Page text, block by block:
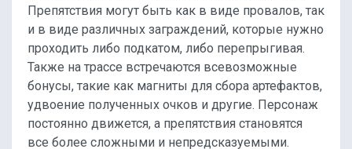
Препятствия могут быть как в виде провалов, так
и в виде различных заграждений, которые нужно
проходить либо подкатом, либо перепрыгивая.
Также на трассе встречаются всевозможные
бонусы, такие как магниты для сбора артефактов,
удвоение полученных очков и другие. Персонаж
постоянно движется, а препятствия становятся
все более сложными и непредсказуемыми.